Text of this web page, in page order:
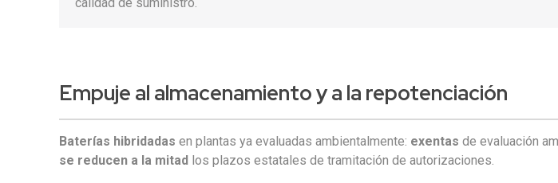
Empuje al almacenamientoy a la repotenciación
Baterías hibridadas en plantas ya evaluadas ambientalmente: exentas de evaluación
se reducen a la mitad los plazos estatales de tramitación de autorizaciones.